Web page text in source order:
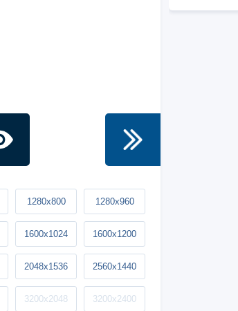
1280x800 1280x960
1600x1024 1600x1200
2048x1536 2560x1440
3200x2048 3200x2400